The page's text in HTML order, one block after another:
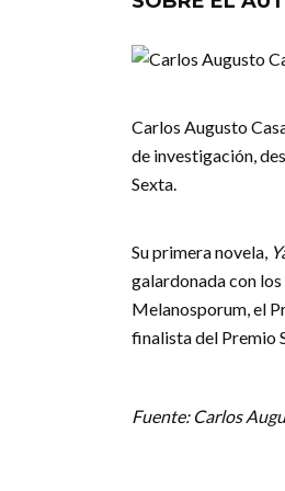
Carlos Augusto
de investigación,
Sexta.
Su primera novela,
galardonada con
Melanosporum, el
finalista del Premio
Fuente: Carlos